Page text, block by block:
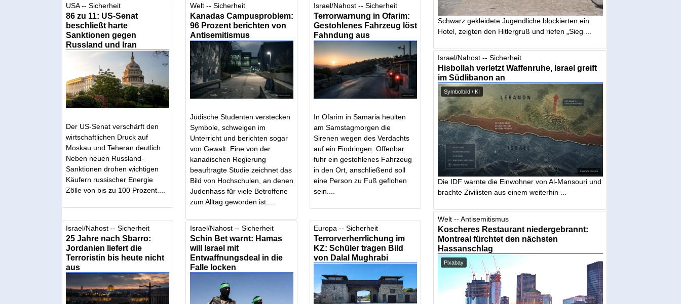
USA -- Sicherheit
86 zu 11: US-Senat
beschließt harte
Sanktionen gegen
Russland und Iran
Der US-Senat verschärft den
wirtschaftlichen Druck auf
Moskau und Teheran deutlich.
Neben neuen Russland-
Sanktionen drohen wichtigen
Käufern russischer Energie
Zölle von bis zu 100 Prozent....
Welt -- Sicherheit
Kanadas Campusproblem:
96 Prozent berichten von
Antisemitismus
Jüdische Studenten verstecken
Symbole, schweigen im
Unterricht und berichten sogar
von Gewalt. Eine von der
kanadischen Regierung
beauftragte Studie zeichnet das
Bild von Hochschulen, an denen
Judenhass für viele Betroffene
zum Alltag geworden ist....
Israel/Nahost -- Sicherheit
Terrorwarnung in Ofarim:
Gestohlenes Fahrzeug löst
Fahndung aus
In Ofarim in Samaria heulten
am Samstagmorgen die
Sirenen wegen des Verdachts
auf ein Eindringen. Offenbar
fuhr ein gestohlenes Fahrzeug
in den Ort, anschließend soll
eine Person zu Fuß geflohen
sein....
Israel/Nahost -- Sicherheit
25 Jahre nach Sbarro:
Jordanien liefert die
Terroristin bis heute nicht
aus
Israel/Nahost -- Sicherheit
Schin Bet warnt: Hamas
will Israel mit
Entwaffnungsdeal in die
Falle locken
Europa -- Sicherheit
Terrorverherrlichung im
KZ: Schüler tragen Bild
von Dalal Mughrabi
Schwarz gekleidete Jugendliche blockierten ein
Hotel, zeigten den Hitlergruß und riefen „Sieg ...
Israel/Nahost -- Sicherheit
Hisbollah verletzt Waffenruhe, Israel greift
im Südlibanon an
Symbolbild / KI
Die IDF warnte die Einwohner von Al-Mansouri und
brachte Zivilisten aus einem weiterhin ...
Welt -- Antisemitismus
Koscheres Restaurant niedergebrannt:
Montreal fürchtet den nächsten
Hassanschlag
Pixabay